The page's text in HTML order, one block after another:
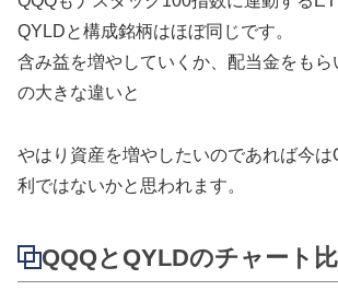
QYLDと構成銘柄はほぼ同じです。
含み益を増やしていくか、配当金をもら
の大きな違いと
やはり資産を増やしたいのであれば今は
利ではないかと思われます。
QQQとQYLDのチャート